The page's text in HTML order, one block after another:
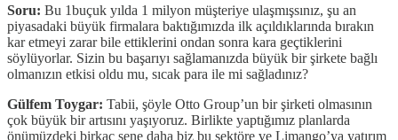
Soru: Bu 1buçuk yılda 1 milyon müşteriye ulaşmışsınız, şu an
piyasadaki büyük firmalara baktığımızda ilk açıldıklarında bırakın
kar etmeyi zarar bile ettiklerini ondan sonra kara geçtiklerini
söylüyorlar. Sizin bu başarıyı sağlamanızda büyük bir şirkete bağlı
olmanızın etkisi oldu mu, sıcak para ile mi sağladınız?
Gülfem Toygar: Tabii, şöyle Otto Group’un bir şirketi olmasının
çok büyük bir artısını yaşıyoruz. Birlikte yaptığımız planlarda
önümüzdeki birkaç sene daha biz bu sektöre ve Limango’ya yatırım